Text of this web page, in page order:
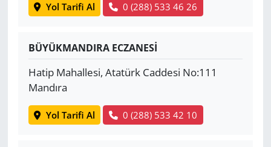
Yol Tarifi Al 0 (288) 533 46 26
BÜYÜKMANDIRA ECZANESİ
Hatip Mahallesi, Atatürk Caddesi No:111
Mandıra
Yol Tarifi Al 0 (288) 533 42 10